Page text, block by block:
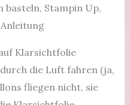
Klarsichtfolie
die Luft fahren (ja,
fliegen nicht, sie